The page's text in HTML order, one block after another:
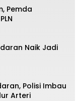
Pemda
Naik Jadi
Polisi Imbau
Arteri